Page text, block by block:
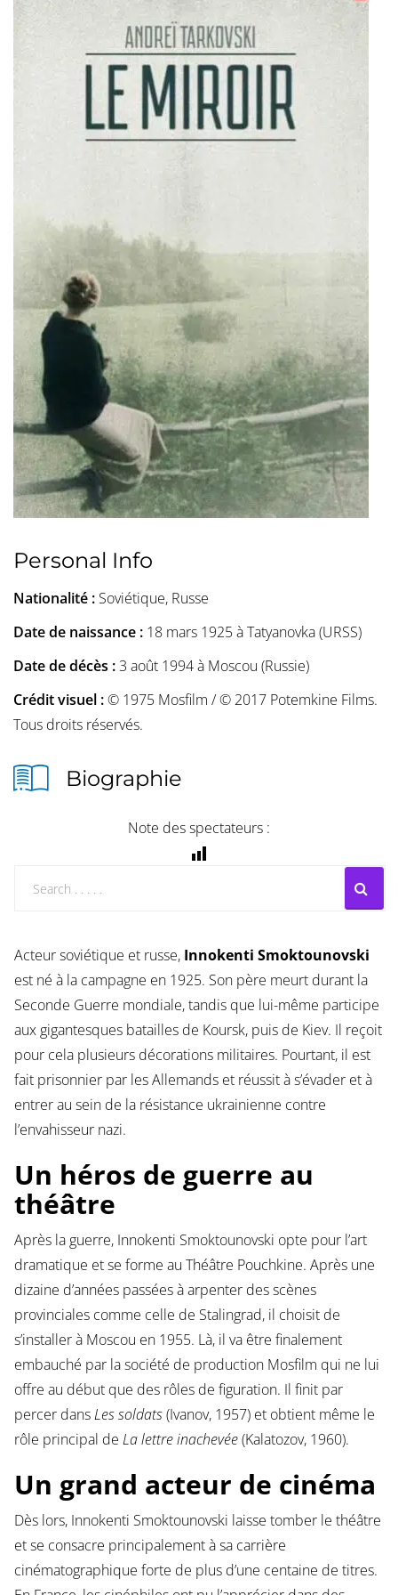
Personal Info
Nationalité : Soviétique, Russe
Date de naissance : 18 mars 1925 à Tatyanovka (URSS)
Date de décès :3 août 1994 à Moscou (Russie)
Crédit visuel :© 1975 Mosfilm / © 2017 Potemkine Films.
Tous droits réservés.
Biographie
Note des spectateurs :
Acteur soviétique et russe, Innokenti Smoktounovski
est né à la campagne en 1925. Son père meurt durant la
Seconde Guerre mondiale, tandis que lui-même participe
aux gigantesques batailles de Koursk, puis de Kiev. Il reçoit
pour cela plusieurs décorations militaires. Pourtant, il est
fait prisonnier par les Allemands et réussit à s’évader et à
entrer au sein de la résistance ukrainienne contre
l’envahisseur nazi.
Un héros de guerre au
théâtre
Après la guerre, Innokenti Smoktounovski opte pour l’art
dramatique et se forme au Théâtre Pouchkine. Après une
dizaine d’années passées à arpenter des scènes
provinciales comme celle de Stalingrad, il choisit de
s’installer à Moscou en 1955. Là, il va être finalement
embauché par la société de production Mosfilm qui ne lui
offre au début que des rôles de figuration. Il finit par
percer dansLes soldats(Ivanov, 1957) et obtient même le
rôle principal de La lettre inachevée(Kalatozov, 1960).
Un grand acteur de cinéma
Dès lors, Innokenti Smoktounovski laisse tomber le théâtre
et se consacre principalement à sa carrière
cinématographique forte de plus d’une centaine de titres.